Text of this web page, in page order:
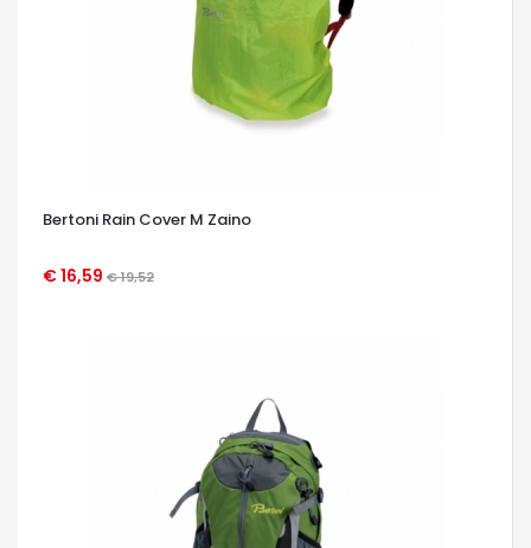
Bertoni Rain Cover M Zaino
€ 16,59 € 19,52
OCCHIATA VELOCE